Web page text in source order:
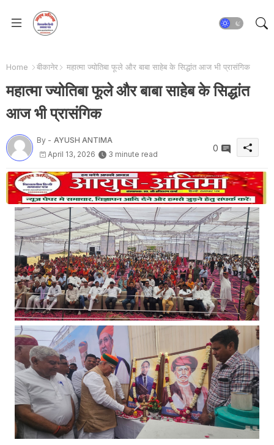
Home बीकानेर महात्मा ज्योतिबा फूले और बाबा साहेब के सिद्धांत आज भी प्रासंगिक
महात्मा ज्योतिबा फूले और बाबा साहेब के सिद्धांत
आज भी प्रासंगिक
By - AYUSH ANTIMA
April 13, 2026
3 minute read
0